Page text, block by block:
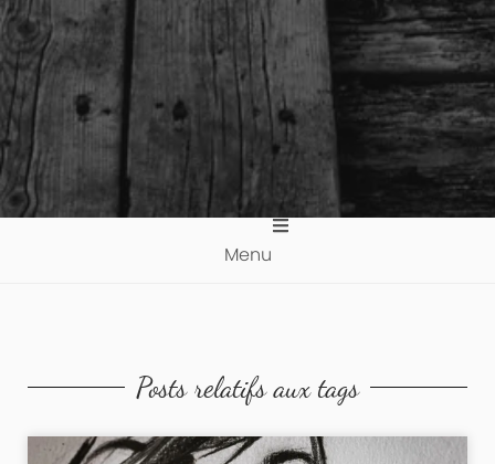
Menu
Posts relatifs aux tags